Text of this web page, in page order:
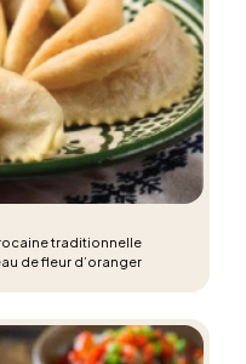
traditionnelle
de fleur d’oranger